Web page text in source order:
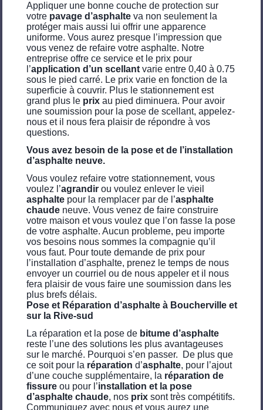
Appliquer une bonne couche de protection sur
votre pavage d’asphalte va non seulement la
protéger mais aussi lui offrir une apparence
uniforme. Vous aurez presque l’impression que
vous venez de refaire votre asphalte. Notre
entreprise offre ce service et le prix pour
l’application d’un scellant varie entre 0,40 à 0.75
sous le pied carré. Le prix varie en fonction de la
superficie à couvrir. Plus le stationnement est
grand plus le prixau pied diminuera. Pour avoir
une soumission pour la pose de scellant, appelez-
nous et il nous fera plaisir de répondre à vos
questions.
Vous avez besoin de la pose et de l’installation
d’asphalte neuve.
Vous voulez refaire votre stationnement, vous
voulez l’agrandirou voulez enlever le vieil
asphalte pour la remplacer par de l’asphalte
chaude neuve. Vous venez de faire construire
votre maison et vous voulez que l’on fasse la pose
de votre asphalte. Aucun probleme, peu importe
vos besoins nous sommes la compagnie qu’il
vous faut. Pour toute demande de prix pour
l’installation d’asphalte, prenez le temps de nous
envoyer un courriel ou de nous appeler et il nous
fera plaisir de vous faire une soumission dans les
plus brefs délais.
Pose et Réparation d’asphalte à Boucherville et
sur la Rive-sud
La réparation et la pose de bitume d’asphalte
reste l’une des solutions les plus avantageuses
sur le marché. Pourquoi s’en passer. De plus que
ce soit pour la réparationd’asphalte, pour l’ajout
d’une couche supplémentaire, la réparation de
fissure ou pour l’installation et la pose
d’asphalte chaude, nos prix sont très compétitifs.
Communiquez avec nous et vous aurez une